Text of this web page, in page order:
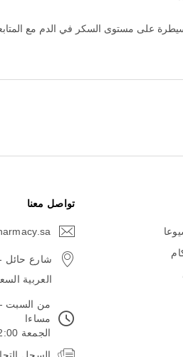
على مستوى السكر في الدم مع المتابعة
تواصل معنا
شارع حائل
العربية
مساءا
الجمعة 2:00 مساءا - 10:00 مساءا